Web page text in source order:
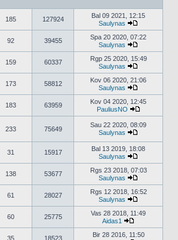
pranešimus
185 127924
Bal 09 2021, 12:15
Saulynas
Peržiūrėti
naujausius
92 39455
Spa 20 2020, 07:22
Saulynas
Peržiūrėti
naujausius
159 60337
Rgp 25 2020, 15:49
Saulynas
Peržiūrėti
naujausius
173 58812
Kov 06 2020, 21:06
Saulynas
Peržiūrėti
naujausius
pranešimus
183 63959
Kov 04 2020, 12:45
PauliusNO
Peržiūrėti
naujausius
pranešimus
233 75649
Sau 22 2020, 08:09
Saulynas
naujausius
pranešimus
31 15917
Bal 13 2019, 18:08
Saulynas
Peržiūrėti
naujausius
138 53677
Rgs 23 2018, 07:03
Saulynas
Peržiūrėti
naujausius
61 28027
Rgs 12 2018, 16:52
Saulynas
Peržiūrėti
naujausius
60 25775
Vas 28 2018, 11:49
Aidas1
Peržiūrėti
naujausius
35 18523
Bir 28 2016, 11:50